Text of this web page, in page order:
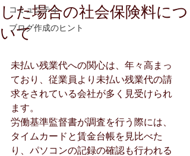
コミュニティ
ブログ作成のヒント
した場合の社会保険料につ
いて
未払い残業代への関心は、年々高まっ
ており、従業員より未払い残業代の請
求をされている会社が多く見受けられ
ます。
労働基準監督書が調査を行う際には、
タイムカードと賃金台帳を見比べた
り、パソコンの記録の確認も行われる